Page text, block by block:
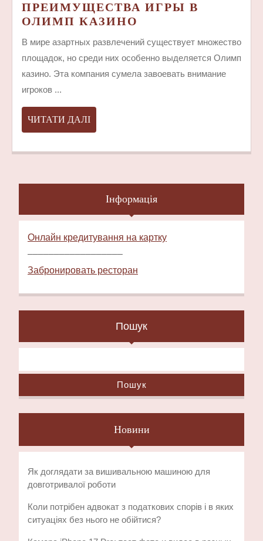
ПРЕИМУЩЕСТВА ИГРЫ В
ОЛИМП КАЗИНО
В
ОЛИМП
КАЗИНО
В мире азартных развлечений существует множество
площадок, но среди них особенно выделяется Олимп
казино. Эта компания сумела завоевать внимание
игроков ...
ЧИТАТИ ДАЛІЧИТАТИ
ДАЛІ
Інформація
Онлайн кредитування на картку
––––––––––––––––––
Забронировать ресторан
Пошук
Пошук
Новини
Як доглядати за вишивальною машиною для
довготривалої роботи
Коли потрібен адвокат з податкових спорів і в яких
ситуаціях без нього не обійтися?